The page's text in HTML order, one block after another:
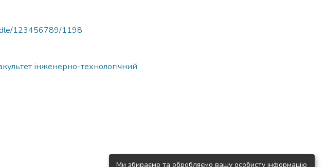
123456789/1198
інженерно-технологічний
Ми збираємо та обробляємо вашу особисту інформацію